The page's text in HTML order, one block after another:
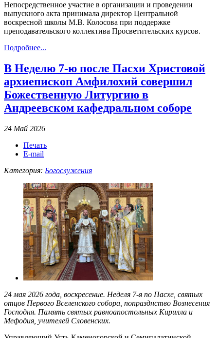
Непосредственное участие в организации и проведении
выпускного акта принимала директор Центральной
воскресной школы М.В. Колосова при поддержке
преподавательского коллектива Просветительских курсов.
Подробнее...
В Неделю 7-ю после Пасхи Христовой
архиепископ Амфилохий совершил
Божественную Литургию в
Андреевском кафедральном соборе
24 Май 2026
Печать
E-mail
Категория: Богослужения
24 мая 2026 года, воскресение. Неделя 7-я по Пасхе, святых
отцов Первого Вселенского собора, попразднство Вознесения
Господня. Память святых равноапостольных Кирилла и
Мефодия, учителей Словенских.